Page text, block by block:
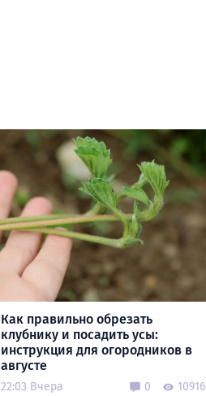
Как правильно обрезать
клубнику и посадить усы:
инструкция для огородников в
августе
22:03 Вчера 0 10916